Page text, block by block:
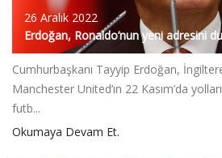
26 Aralık 2022
Erdoğan, Ronaldo’nun yeni adresini
Cumhurbaşkanı Tayyip Erdoğan,
Manchester United’ın 22 Kasım’da
futb...
Okumaya Devam Et.